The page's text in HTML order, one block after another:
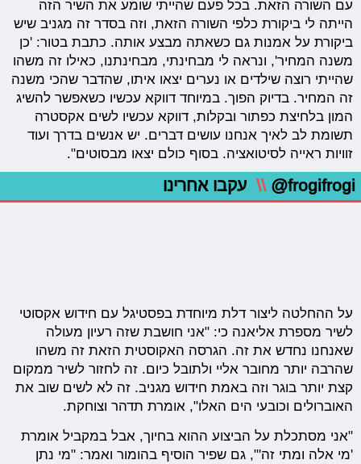
עם השורה הזאת. בכל פעם שהייתי שומע את השיר הזה
הייתה לי ביקורת כלפי השורה הזאת, וזה בסדר זה מגניב שיש
ביקורת על אמנות גם כשאתה מבצע אותה. כתבת בטור: 'כן
משנה המחיר', ונראה לי מבחינתי, מבחינתנו, כאילו זה משהו
שהייתי רוצה שילדים או נערים יצאו איתו, שהדבר שהכי משנה
זה המחיר. בדיוק הפוך. במיוחד דווקא עכשיו כשאפשר להשיג
המון בלחיצת כפתור ובקלות, דווקא עכשיו לשים אקסטרה
תשומת לב לאיך אנחנו עושים דברים. יש אנשים בדרך ועוד
זוויות ראייה לסיטואציה. בסוף כולם יצאו מבסוטים".
@frogifrogi
\\ עקבו אחרינו
על ההחלטה ליצור דלת מיוחדת בפסטיגל עם חידוש אקסוטי
לשיר מספרת אליאנה כי: "אני חושבת שזה רעיון מעולה
שאנחנו נחדש את זה. הגרסה האקוסטית הזאת זה משהו
שהרבה יותר מחובר אליי ולתובל כיום. זה לחזור לשיר ממקום
קצת יותר בוגר וזה באמת חידוש מגניב. זה לא לשים שוב את
האוברולים וכובעי הים האלו", אומרת תדהר וצוחקת.
"אני מסתכלת על הביצוע ההוא בחיוך, אבל במקביל אומרת
'מי אלה ומתי זה'", גם שפיר הוסיף בהומור ואמר: "מי נתן